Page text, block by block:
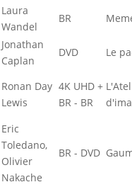
Laura
Wandel
BR
Jonathan
Caplan
DVD Le
Ronan Day
Lewis
4K UHD +
BR - BR
Eric
Toledano,
Olivier
Nakache
BR - DVD